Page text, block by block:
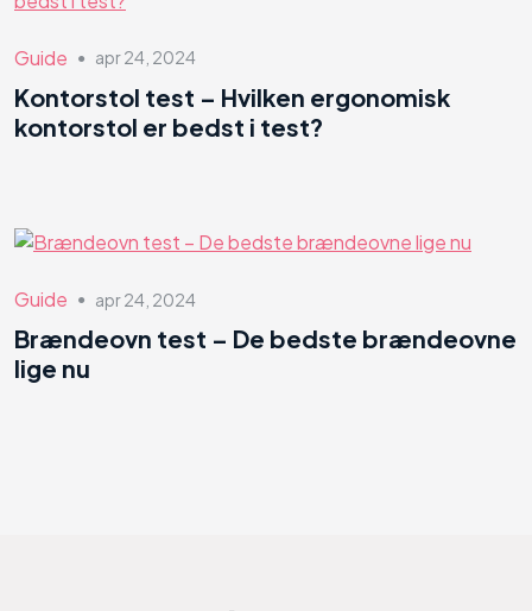
Guide ● apr 24, 2024
Kontorstol test – Hvilken ergonomisk
kontorstol er bedst i test?
Guide ● apr 24, 2024
Brændeovn test – De bedste brændeovne
lige nu